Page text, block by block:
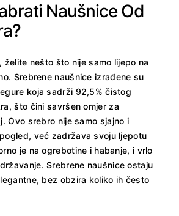
Naušnice Od
želite nešto što nije samo lijepo na
Srebrene naušnice izrađene su
koja sadrži 92,5% čistog
što čini savršen omjer za
Ovo srebro nije samo sjajno i
već zadržava svoju ljepotu
je na ogrebotine i habanje, i vrlo
Srebrene naušnice ostaju
bez obzira koliko ih često